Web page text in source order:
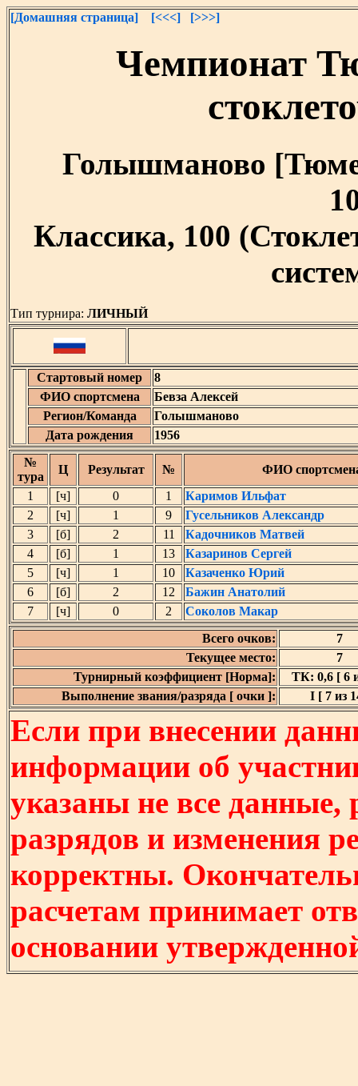
[Домашняя страница] [<<<] [>>>]
Чемпионат
Голышманово
Классика, 100
Тип турнира: ЛИЧНЫЙ
Стартовый номер
8
ФИО спортсмена
Бевза Алексей
Регион/Команда
Голышманово
Дата рождения
1956
№
тура
Ц Результат №
ФИО
1
[ч] 0 1
Каримов Ильфат
2
[ч] 1 9
Гусельников Александр
3
[б] 2 11
Кадочников Матвей
4
[б] 1 13
Казаринов Сергей
5
[ч] 1 10
Казаченко Юрий
6
[б] 2 12
Бажин Анатолий
7
[ч] 0 2
Соколов Макар
Всего очков:
7
Текущее место:
7
Турнирный коэффициент [Норма]:
ТК: 0,6 [ 6
Выполнение звания/разряда [ очки ]:
I [ 7 из
Если при внесении
информации об
указаны не все
разрядов и изменения
корректны.
расчетам принимает
основании